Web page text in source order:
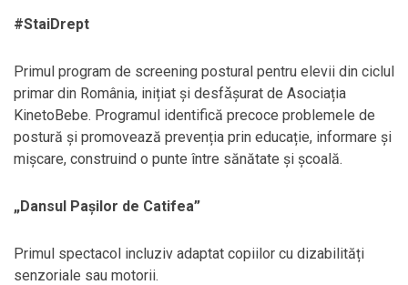
#StaiDrept
Primul program de screening postural pentru elevii din ciclul
primar din România, inițiat şi desfǎşurat de Asociația
KinetoBebe. Programul identifică precoce problemele de
postură și promovează prevenția prin educație, informare și
mișcare, construind o punte între sănătate și școală.
„Dansul Pașilor de Catifea”
Primul spectacol incluziv adaptat copiilor cu dizabilități
senzoriale sau motorii.